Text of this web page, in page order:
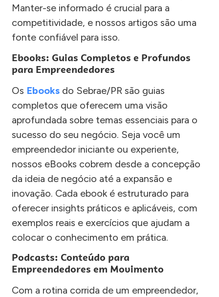
Manter-se informado é crucial para a
competitividade, e nossos artigos são uma
fonte confiável para isso.
Ebooks: Guias Completos e Profundos
para Empreendedores
Os Ebooks do Sebrae/PR são guias
completos que oferecem uma visão
aprofundada sobre temas essenciais para o
sucesso do seu negócio. Seja você um
empreendedor iniciante ou experiente,
nossos eBooks cobrem desde a concepção
da ideia de negócio até a expansão e
inovação. Cada ebook é estruturado para
oferecer insights práticos e aplicáveis, com
exemplos reais e exercícios que ajudam a
colocar o conhecimento em prática.
Podcasts: Conteúdo para
Empreendedores em Movimento
Com a rotina corrida de um empreendedor,